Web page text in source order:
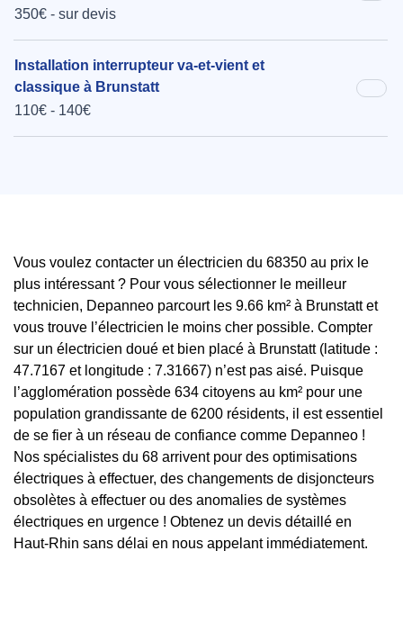
350€ - sur devis
Installation interrupteur va-et-vient et
classique à Brunstatt
110€ - 140€
Vous voulez contacter un électricien du 68350 au prix le
plus intéressant ? Pour vous sélectionner le meilleur
technicien, Depanneo parcourt les 9.66 km² à Brunstatt et
vous trouve l’électricien le moins cher possible. Compter
sur un électricien doué et bien placé à Brunstatt (latitude :
47.7167 et longitude : 7.31667) n’est pas aisé. Puisque
l’agglomération possède 634 citoyens au km² pour une
population grandissante de 6200 résidents, il est essentiel
de se fier à un réseau de confiance comme Depanneo !
Nos spécialistes du 68 arrivent pour des optimisations
électriques à effectuer, des changements de disjoncteurs
obsolètes à effectuer ou des anomalies de systèmes
électriques en urgence ! Obtenez un devis détaillé en
Haut-Rhin sans délai en nous appelant immédiatement.